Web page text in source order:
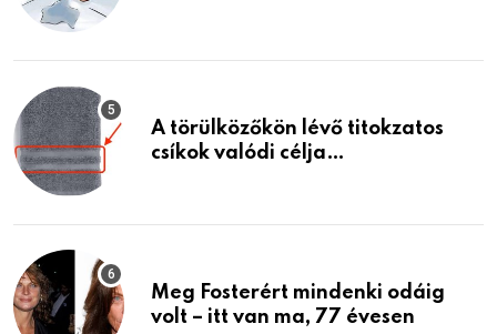
A törülközőkön lévő titokzatos
csíkok valódi célja…
Meg Fosterért mindenki odáig
volt – itt van ma, 77 évesen